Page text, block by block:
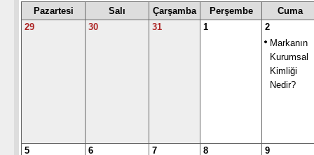
YAŞAM
KÜTÜPHANE
Pazartesi Salı Çarşamba Perşembe
Cuma
29
30 31 1
2
Markanın
Kurumsal
Kimliği
Nedir?
5
6 7 8
9